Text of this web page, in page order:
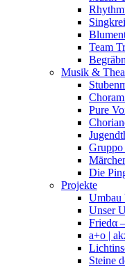
Team
Musik &
Pure
Die
Projekte
Umbau
Unser
Friedα
a+o |
Steine